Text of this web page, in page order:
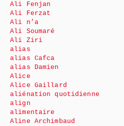
Ali Fenjan
Ali Ferzat
Ali n’a
Ali Soumaré
Ali Ziri
alias
alias Cafca
alias Damien
Alice
Alice Gaillard
aliénation quotidienne
align
alimentaire
Aline Archimbaud